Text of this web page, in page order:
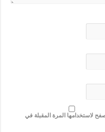
لاستخدامها المرة المقبلة في